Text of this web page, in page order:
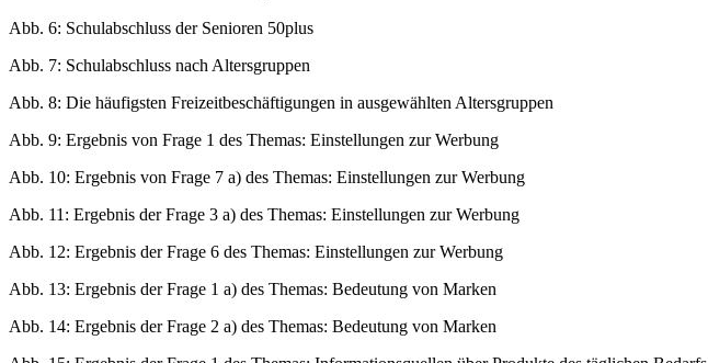
Abb. 6: Schulabschluss der Senioren 50plus
Abb. 7: Schulabschluss nach Altersgruppen
Abb. 8: Die häufigsten Freizeitbeschäftigungen in ausgewählten Altersgruppen
Abb. 9: Ergebnis von Frage 1 des Themas: Einstellungen zur Werbung
Abb. 10: Ergebnis von Frage 7 a) des Themas: Einstellungen zur Werbung
Abb. 11: Ergebnis der Frage 3 a) des Themas: Einstellungen zur Werbung
Abb. 12: Ergebnis der Frage 6 des Themas: Einstellungen zur Werbung
Abb. 13: Ergebnis der Frage 1 a) des Themas: Bedeutung von Marken
Abb. 14: Ergebnis der Frage 2 a) des Themas: Bedeutung von Marken